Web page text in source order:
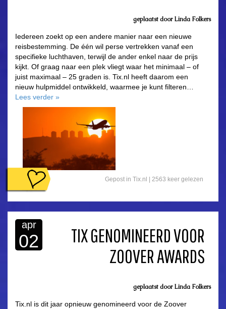
geplaatst doorLinda Folkers
Iedereen zoekt op een andere manier naar een nieuwe
reisbestemming. De één wil perse vertrekken vanaf een
specifieke luchthaven, terwijl de ander enkel naar de prijs
kijkt. Of graag naar een plek vliegt waar het minimaal – of
juist maximaal – 25 graden is. Tix.nl heeft daarom een
nieuw hulpmiddel ontwikkeld, waarmee je kunt filteren…
Lees verder »
Gepost in Tix.nl | 2563 keer gelezen
apr
02
TIX GENOMINEERD VOOR
ZOOVER AWARDS
geplaatst doorLinda Folkers
Tix.nl is dit jaar opnieuw genomineerd voor de Zoover